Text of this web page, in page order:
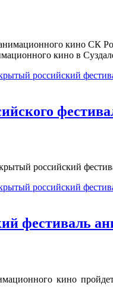
кино СК
кино в
российский
российский
российский
фестиваль
кино